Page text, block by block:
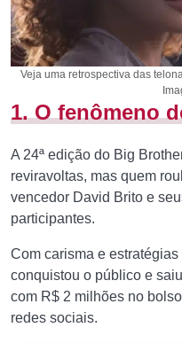
Veja uma retrospectiva das
1. O fenômeno
A 24ª edição do Big
reviravoltas, mas quem
vencedor David Brito e
participantes.
Com carisma e
conquistou o público e
com R$ 2 milhões no
redes sociais.